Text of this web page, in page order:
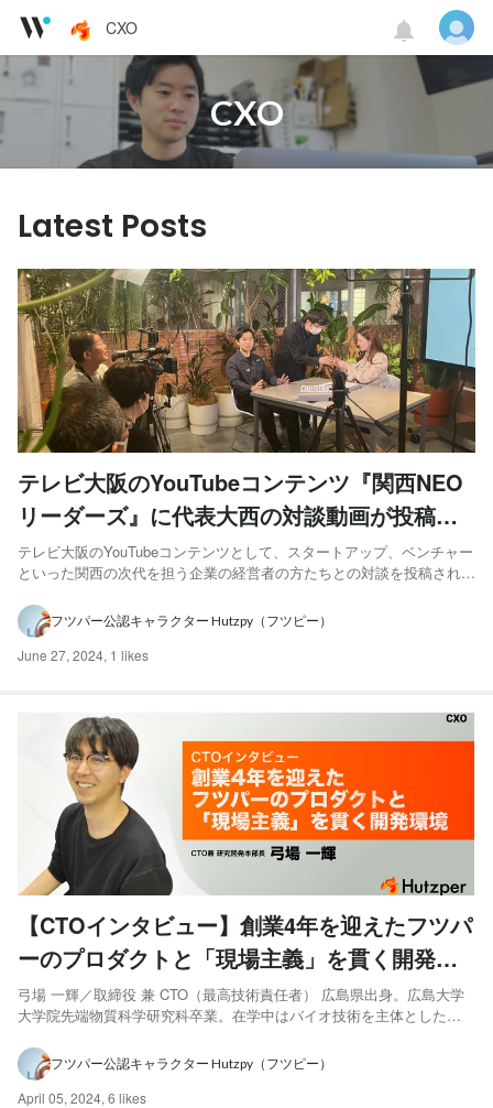
CXO
CXO
Latest Posts
テレビ大阪のYouTubeコンテンツ『関西NEO
リーダーズ』に代表大西の対談動画が投稿さ
れました！
テレビ大阪のYouTubeコンテンツとして、スタートアップ、ベンチャー
といった関西の次代を担う企業の経営者の方たちとの対談を投稿されて
画が公開されました！ こちらは、成功の秘訣や新たな道を切り開く発
想法、なかなか言えない苦労話などを赤裸々に語る企画と...
フツパー公認キャラクター Hutzpy（フツピー）
June 27, 2024, 1 likes
【CTOインタビュー】創業4年を迎えたフツパ
ーのプロダクトと「現場主義」を貫く開発環
境
弓場 一輝／取締役 兼 CTO（最高技術責任者） 広島県出身。広島大学
大学院先端物質科学研究科卒業。在学中はバイオ技術を主体とした専
し、複数のAIモデル構築を経験。新卒でフツパーを共同創業。
NVIDIA「GTC 2020」登壇、「Startup CTO ...
フツパー公認キャラクター Hutzpy（フツピー）
April 05, 2024, 6 likes